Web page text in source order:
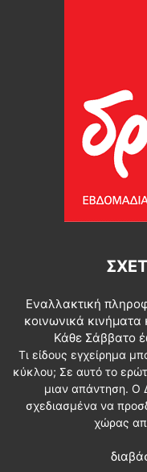
Εναλλακτική
κοινωνικά κινήματα
Κάθε Σάββατο
Τι είδους εγχείρημα
κύκλου; Σε αυτό το
μιαν απάντηση. Ο
σχεδιασμένα να
χώρας